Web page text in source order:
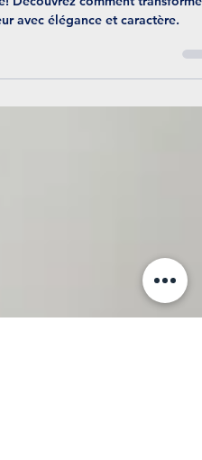
détails architecturaux à mettre
intérieur ?
les détails architecturaux de
Découvrez comment transformer